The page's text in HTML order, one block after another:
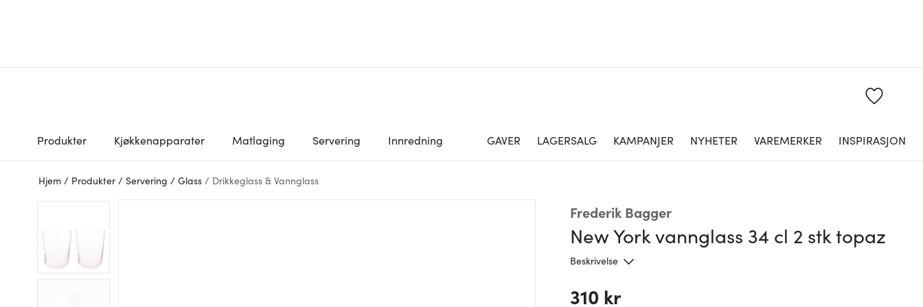
Produkter Kjøkkenapparater Matlaging Servering Innredning GAVER LAGERSALG KAMPANJER NYHETER VAREMERKER INSPIRASJON
Hjem / Produkter / Servering / Glass / Drikkeglass & Vannglass
Frederik Bagger
New York vannglass 34 cl 2 stk topaz
Beskrivelse
310 kr